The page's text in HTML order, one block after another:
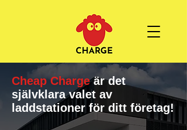
Cheap Charge är det
självklara valet av
laddstationer för ditt företag!